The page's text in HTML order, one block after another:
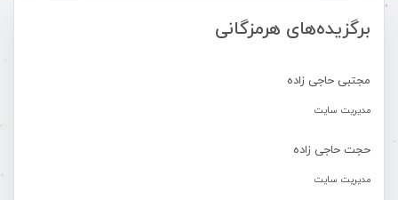
برگزیده‌های هرمزگانی
مجتبی حاجی زاده
مدیریت سایت
حجت حاجی زاده
مدیریت سایت